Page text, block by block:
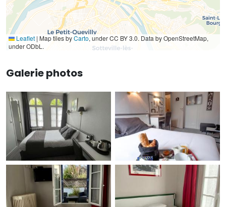
Leaflet | Map tiles byCarto, under CC BY 3.0. Data by OpenStreetMap,
under ODbL.
Galerie photos